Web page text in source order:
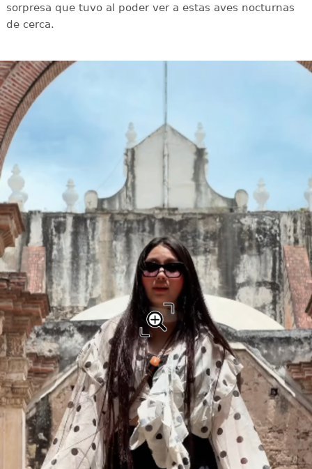
sorpresa que tuvo al poder ver a estas aves nocturnas
de cerca.